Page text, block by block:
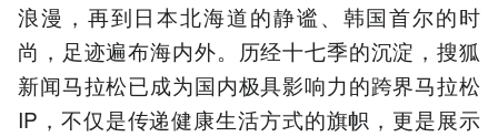
浪漫，再到日本北海道的静谧、韩国首尔的时
尚，足迹遍布海内外。历经十七季的沉淀，搜狐
新闻马拉松已成为国内极具影响力的跨界马拉松
IP，不仅是传递健康生活方式的旗帜，更是展示